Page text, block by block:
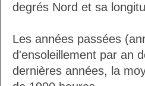
degrés Nord et sa
Les années passées
d'ensoleillement par an
dernières années, la